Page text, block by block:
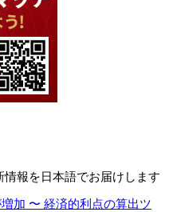
情報を日本語でお届けします
加 〜 経済的利点の算出ツ